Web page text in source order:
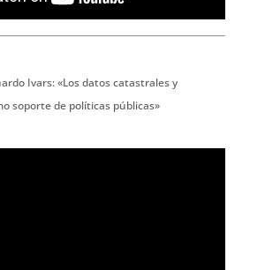
Ivars: «Los datos catastrales y
soporte de políticas públicas»